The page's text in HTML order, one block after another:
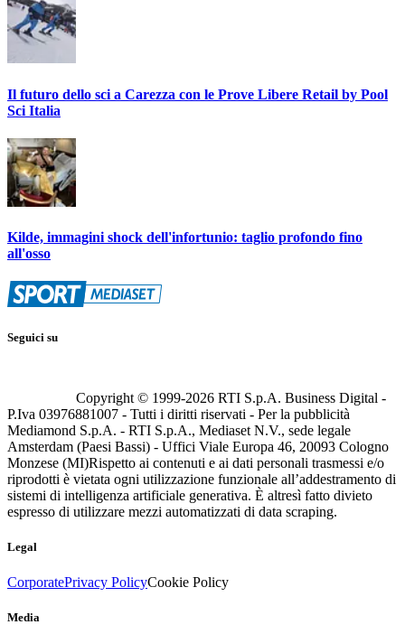
Il futuro dello sci a Carezza con le Prove Libere Retail by Pool
Sci Italia
Kilde, immagini shock dell'infortunio: taglio profondo fino
all'osso
Seguici su
Copyright © 1999-2026 RTI S.p.A. Business Digital -
P.Iva 03976881007 - Tutti i diritti riservati - Per la pubblicità
Mediamond S.p.A. - RTI S.p.A., Mediaset N.V., sede legale
Amsterdam (Paesi Bassi) - Uffici Viale Europa 46, 20093 Cologno
Monzese (MI)Rispetto ai contenuti e ai dati personali trasmessi e/o
riprodotti è vietata ogni utilizzazione funzionale all’addestramento di
sistemi di intelligenza artificiale generativa. È altresì fatto divieto
espresso di utilizzare mezzi automatizzati di data scraping.
Legal
CorporatePrivacy PolicyCookie Policy
Media